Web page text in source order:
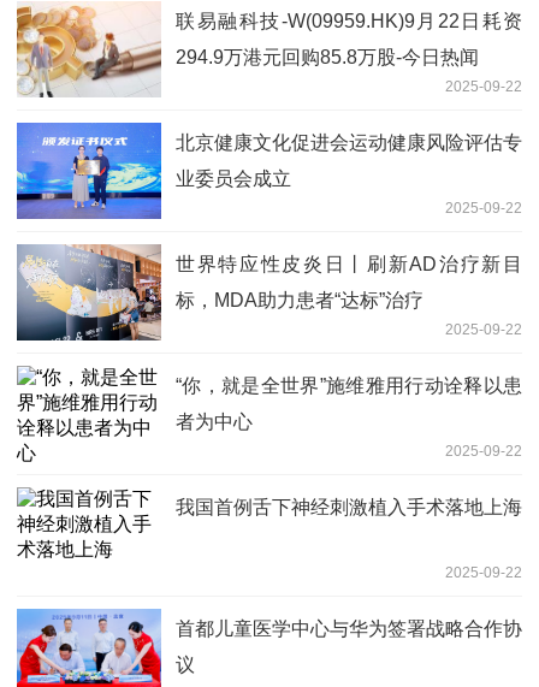
联易融科技-W(09959.HK)9月22日耗资
294.9万港元回购85.8万股-今日热闻
2025-09-22
北京健康文化促进会运动健康风险评估专
业委员会成立
2025-09-22
世界特应性皮炎日丨刷新AD治疗新目
标，MDA助力患者“达标”治疗
2025-09-22
“你，就是全世界”施维雅用行动诠释以患
者为中心
2025-09-22
我国首例舌下神经刺激植入手术落地上海
2025-09-22
首都儿童医学中心与华为签署战略合作协
议